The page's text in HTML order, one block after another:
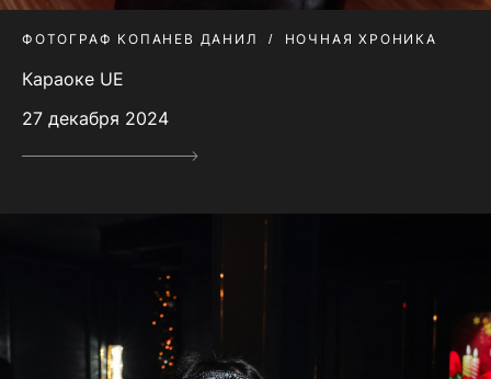
ФОТОГРАФ КОПАНЕВ ДАНИЛ НОЧНАЯ ХРОНИКА
Караоке UE
27 декабря 2024